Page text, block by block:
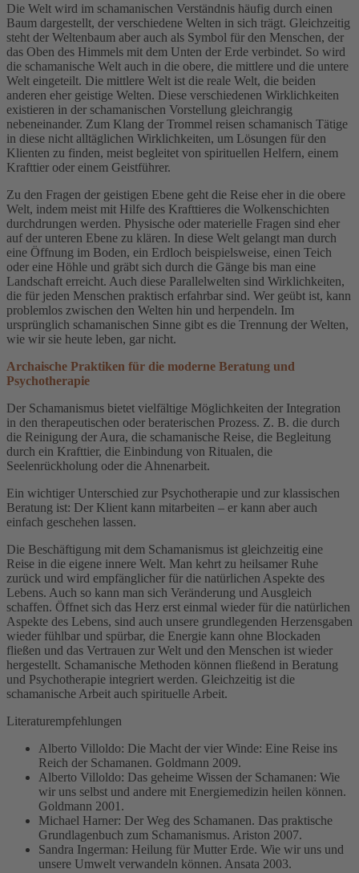
Die Welt wird im schamanischen Verständnis häufig durch einen
Baum dargestellt, der verschiedene Welten in sich trägt. Gleichzeitig
steht der Weltenbaum aber auch als Symbol für den Menschen, der
das Oben des Himmels mit dem Unten der Erde verbindet. So wird
die schamanische Welt auch in die obere, die mittlere und die untere
Welt eingeteilt. Die mittlere Welt ist die reale Welt, die beiden
anderen eher geistige Welten. Diese verschiedenen Wirklichkeiten
existieren in der schamanischen Vorstellung gleichrangig
nebeneinander. Zum Klang der Trommel reisen schamanisch Tätige
in diese nicht alltäglichen Wirklichkeiten, um Lösungen für den
Klienten zu finden, meist begleitet von spirituellen Helfern, einem
Krafttier oder einem Geistführer.
Zu den Fragen der geistigen Ebene geht die Reise eher in die obere
Welt, indem meist mit Hilfe des Krafttieres die Wolkenschichten
durchdrungen werden. Physische oder materielle Fragen sind eher
auf der unteren Ebene zu klären. In diese Welt gelangt man durch
eine Öffnung im Boden, ein Erdloch beispielsweise, einen Teich
oder eine Höhle und gräbt sich durch die Gänge bis man eine
Landschaft erreicht. Auch diese Parallelwelten sind Wirklichkeiten,
die für jeden Menschen praktisch erfahrbar sind. Wer geübt ist, kann
problemlos zwischen den Welten hin und herpendeln. Im
ursprünglich schamanischen Sinne gibt es die Trennung der Welten,
wie wir sie heute leben, gar nicht.
Archaische Praktiken für die moderne Beratung und
Psychotherapie
Der Schamanismus bietet vielfältige Möglichkeiten der Integration
in den therapeutischen oder beraterischen Prozess. Z. B. die durch
die Reinigung der Aura, die schamanische Reise, die Begleitung
durch ein Krafttier, die Einbindung von Ritualen, die
Seelenrückholung oder die Ahnenarbeit.
Ein wichtiger Unterschied zur Psychotherapie und zur klassischen
Beratung ist: Der Klient kann mitarbeiten – er kann aber auch
einfach geschehen lassen.
Die Beschäftigung mit dem Schamanismus ist gleichzeitig eine
Reise in die eigene innere Welt. Man kehrt zu heilsamer Ruhe
zurück und wird empfänglicher für die natürlichen Aspekte des
Lebens. Auch so kann man sich Veränderung und Ausgleich
schaffen. Öffnet sich das Herz erst einmal wieder für die natürlichen
Aspekte des Lebens, sind auch unsere grundlegenden Herzensgaben
wieder fühlbar und spürbar, die Energie kann ohne Blockaden
fließen und das Vertrauen zur Welt und den Menschen ist wieder
hergestellt. Schamanische Methoden können fließend in Beratung
und Psychotherapie integriert werden. Gleichzeitig ist die
schamanische Arbeit auch spirituelle Arbeit.
Literaturempfehlungen
Alberto Villoldo: Die Macht der vier Winde: Eine Reise ins
Reich der Schamanen. Goldmann 2009.
Alberto Villoldo: Das geheime Wissen der Schamanen: Wie
wir uns selbst und andere mit Energiemedizin heilen können.
Goldmann 2001.
Michael Harner: Der Weg des Schamanen. Das praktische
Grundlagenbuch zum Schamanismus. Ariston 2007.
Sandra Ingerman: Heilung für Mutter Erde. Wie wir uns und
unsere Umwelt verwandeln können. Ansata 2003.